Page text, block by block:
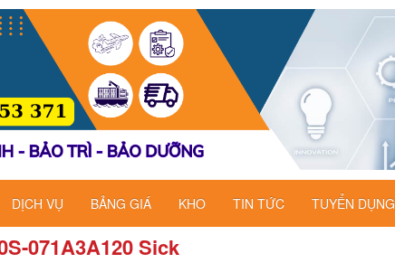
DỊCH VỤ BẢNG GIÁ KHO TIN TỨC TUYỂN DỤNG
071A3A120​ Sick